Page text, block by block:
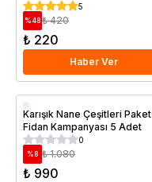
5
%48 ₺ 420
₺ 220
Haber Ver
Saksıda
Karışık Nane Çeşitleri Paket
Fidan Kampanyası 5 Adet
0
% 8 ₺ 1.080
₺ 990